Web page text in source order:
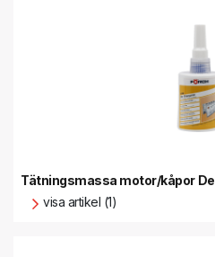
Tätningsmassa motor/kåpor
visa artikel (1)